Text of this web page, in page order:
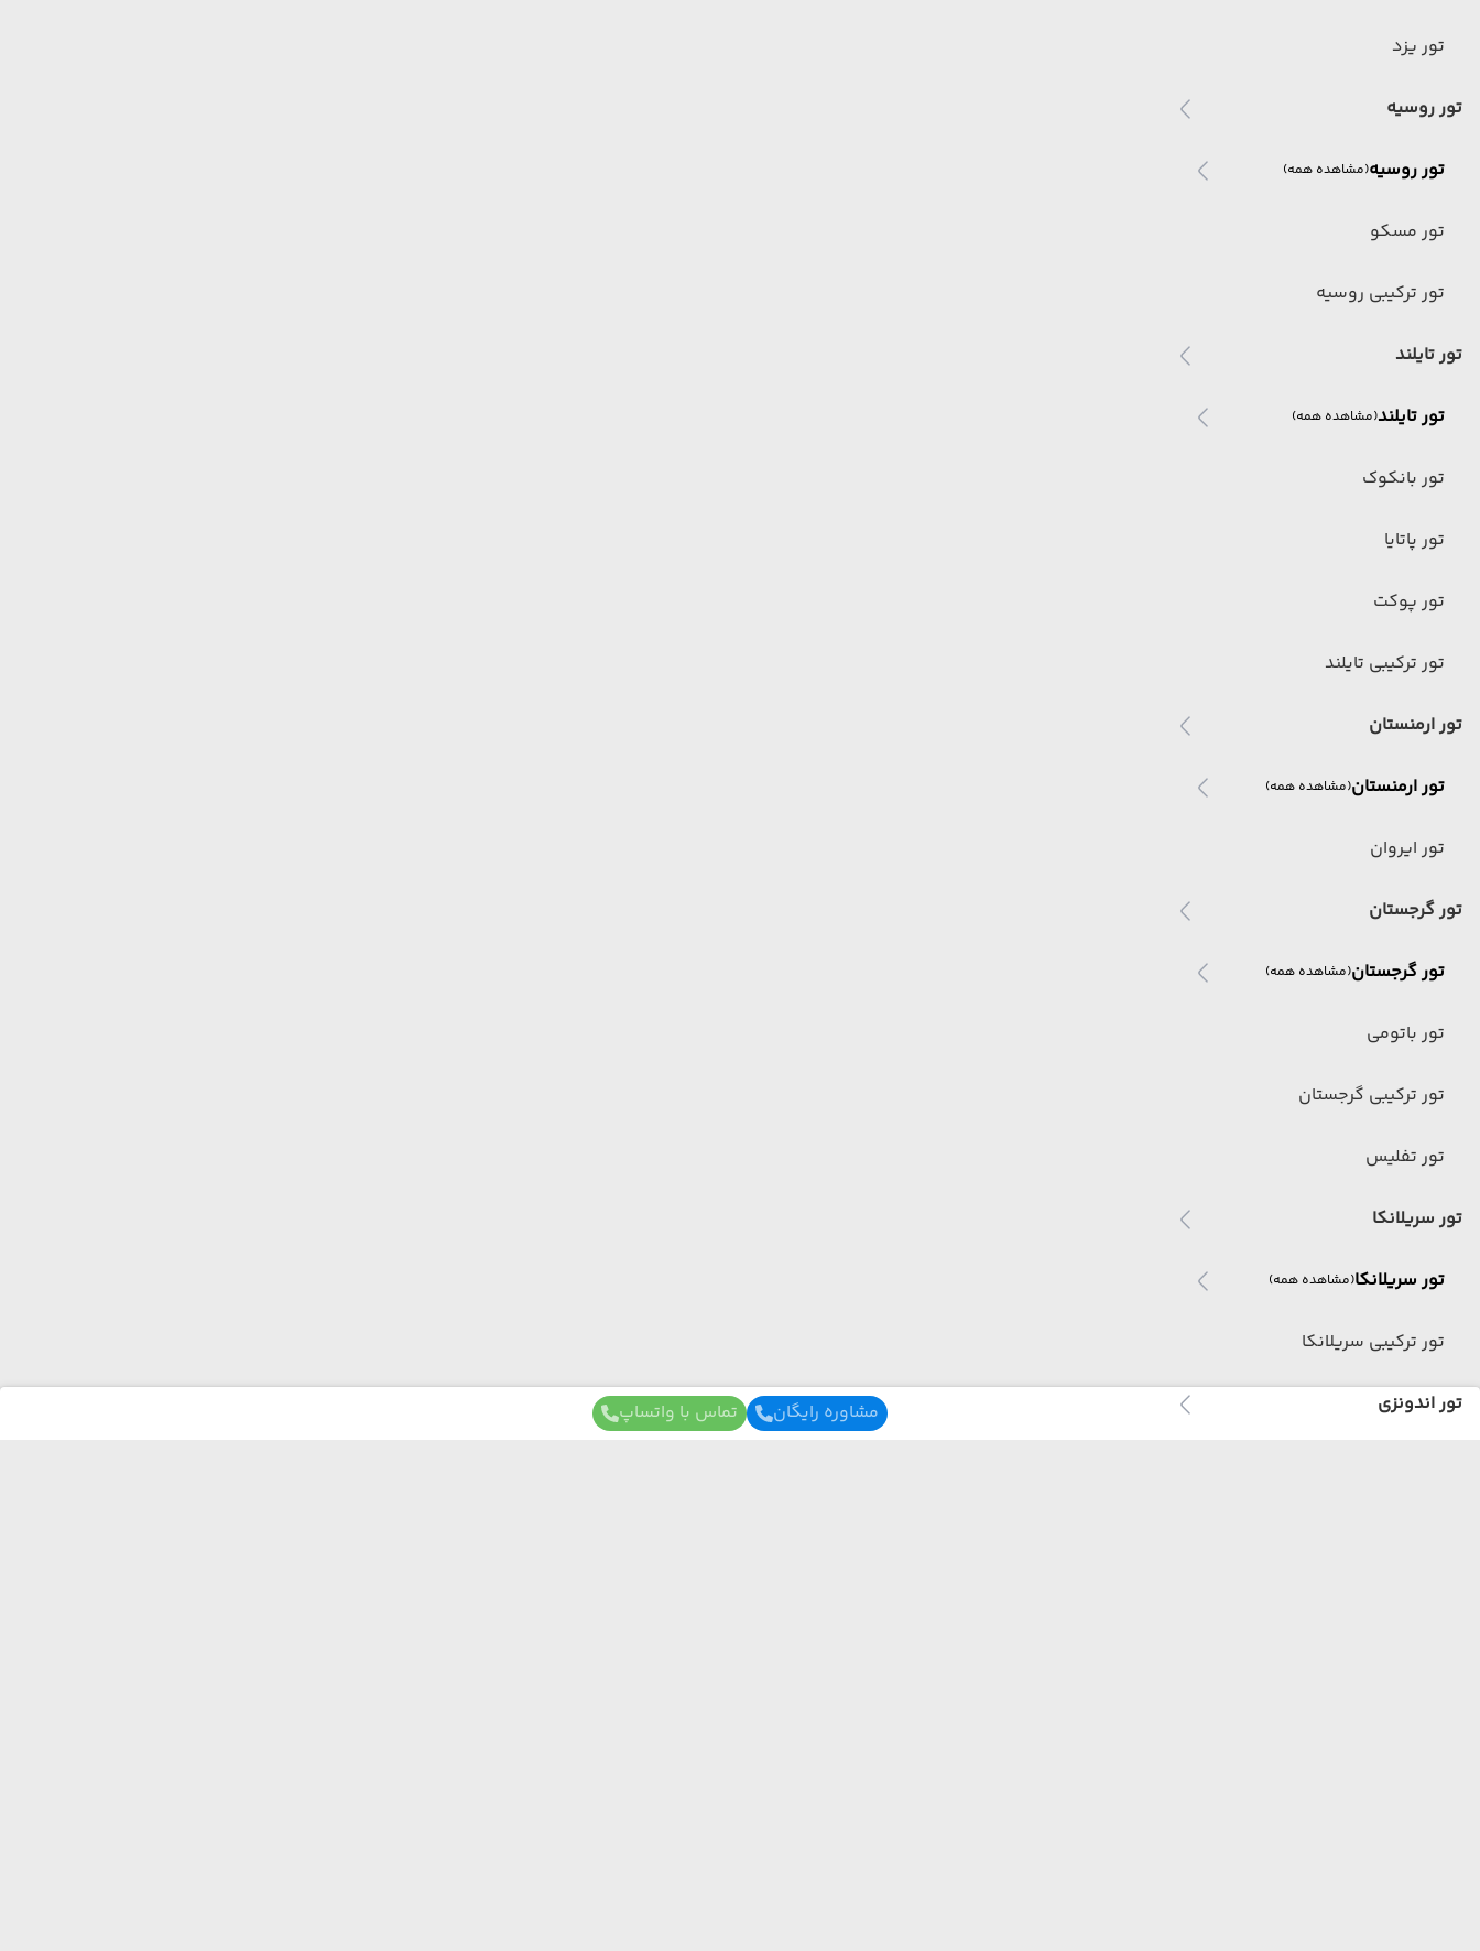
تور یزد
تور روسیه
تور روسیه(مشاهده همه)
تور مسکو
تور ترکیبی روسیه
تور تایلند
تور تایلند(مشاهده همه)
تور بانکوک
تور پاتایا
تور پوکت
تور ترکیبی تایلند
تور ارمنستان
تور ارمنستان(مشاهده همه)
تور ایروان
تور گرجستان
تور گرجستان(مشاهده همه)
تور باتومی
تور ترکیبی گرجستان
تور تفلیس
تور سریلانکا
تور سریلانکا(مشاهده همه)
تور ترکیبی سریلانکا
تور اندونزی مشاوره رایگان تماس با واتساپ